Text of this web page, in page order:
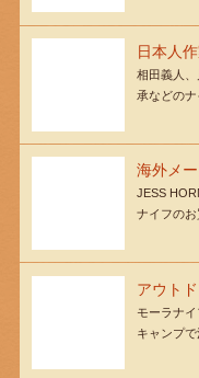
日本人
相田義人
承などのナ
海外メ
JESS
ナイフのお
アウト
モーラナ
キャンプ